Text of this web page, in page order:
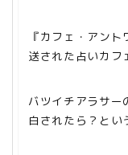
『カフェ・アン
送された占いカフ
バツイチアラサー
白されたら？とい